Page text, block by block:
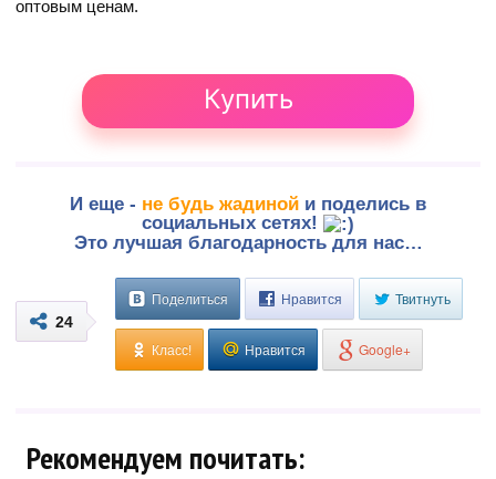
оптовым ценам.
Купить
И еще - не будь жадиной и поделись в
социальных сетях!
Это лучшая благодарность для нас…
24
Поделиться Нравится Твитнуть
Класс! Нравится Google+
Рекомендуем почитать: